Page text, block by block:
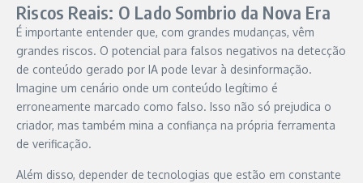
Riscos Reais: O Lado Sombrio da Nova Era
É importante entender que, com grandes mudanças, vêm
grandes riscos. O potencial para falsos negativos na detecção
de conteúdo gerado por IA pode levar à desinformação.
Imagine um cenário onde um conteúdo legítimo é
erroneamente marcado como falso. Isso não só prejudica o
criador, mas também mina a confiança na própria ferramenta
de verificação.
Além disso, depender de tecnologias que estão em constante